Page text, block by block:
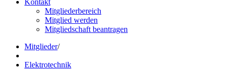
Kontakt
Mitgliederbereich
Mitglied werden
Mitgliedschaft beantragen
Mitglieder/
Elektrotechnik